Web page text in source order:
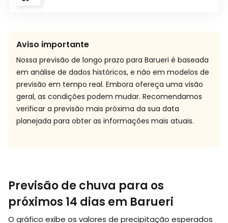
Aviso importante
Nossa previsão de longo prazo para Barueri é baseada
em análise de dados históricos, e não em modelos de
previsão em tempo real. Embora ofereça uma visão
geral, as condições podem mudar. Recomendamos
verificar a previsão mais próxima da sua data
planejada para obter as informações mais atuais.
Previsão de chuva para os
próximos 14 dias em Barueri
O gráfico exibe os valores de precipitação esperados